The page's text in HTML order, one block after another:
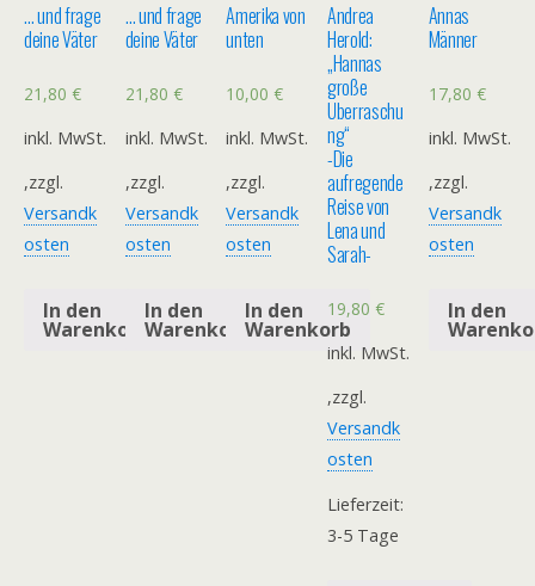
… und frage
deine Väter
21,80 €
inkl. MwSt.
,zzgl.
Versandk
osten
In den
Warenkorb
… und frage
deine Väter
21,80 €
inkl. MwSt.
,zzgl.
Versandk
osten
In den
Warenkorb
Amerika von
unten
10,00€
inkl. MwSt.
,zzgl.
Versandk
osten
In den
Warenkorb
Andrea
Herold:
„Hannas
große
Überraschu
ng“
-Die
aufregende
Reise von
Lena und
Sarah-
19,80 €
inkl. MwSt.
,zzgl.
Versandk
osten
Lieferzeit:
3-5 Tage
Annas
Männer
17,80 €
inkl. MwSt.
,zzgl.
Versandk
osten
In den